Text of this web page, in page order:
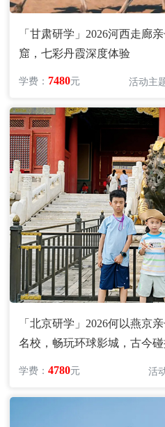
「甘肃研学」2026河西走廊
窟，七彩丹霞深度体验
学费： 7480元 活动主
「北京研学」2026何以燕京
名校，畅玩环球影城，古今
学费：4780元 活